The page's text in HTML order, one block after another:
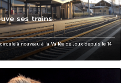
ses trains
à nouveau à la Vallée de Joux depuis le 14